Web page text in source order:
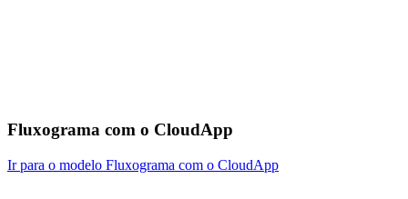
Fluxograma com o CloudApp
Ir para o modelo Fluxograma com o CloudApp